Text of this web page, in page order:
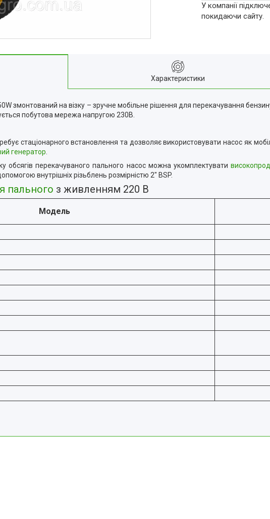
У компанії
покидаючи сайту.
Характеристики
змонтований на візку – зручне мобільне рішення для перекачування
побутова мережа напругою 230В.
стаціонарного встановлення та дозволяє використовувати насос як
генератор
обсягів перекачуваного пального насос можна укомплектувати
внутрішніх різьблень розмірністю 2" BSP.
пального з живленням 220 В
Модель